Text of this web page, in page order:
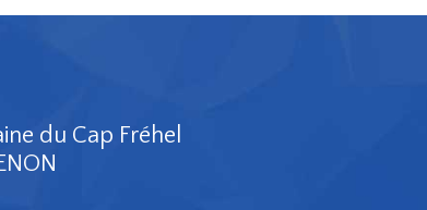
du Cap Fréhel